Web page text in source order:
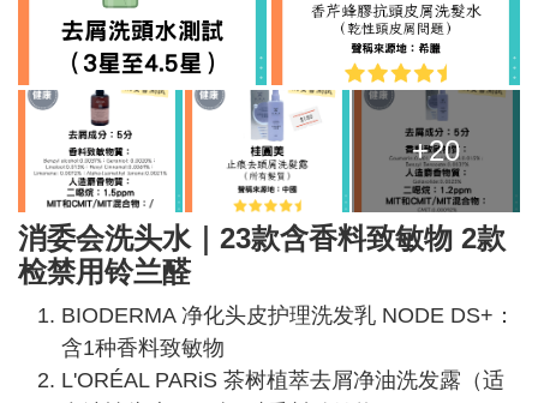
+20
消委会洗头水｜23款含香料致敏物 2款
检禁用铃兰醛
BIODERMA 净化头皮护理洗发乳 NODE DS+：
含1种香料致敏物
L'ORÉAL PARiS 茶树植萃去屑净油洗发露（适